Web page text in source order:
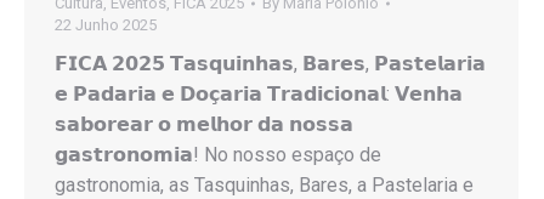
22 Junho 2025
𝗙𝗜𝗖𝗔 𝟮𝟬𝟮𝟱 𝗧𝗮𝘀𝗾𝘂𝗶𝗻𝗵𝗮𝘀, 𝗕𝗮𝗿𝗲𝘀, 𝗣𝗮𝘀𝘁𝗲𝗹𝗮𝗿𝗶𝗮
𝗲 𝗣𝗮𝗱𝗮𝗿𝗶𝗮 𝗲 𝗗𝗼𝗰̧𝗮𝗿𝗶𝗮 𝗧𝗿𝗮𝗱𝗶𝗰𝗶𝗼𝗻𝗮𝗹: 𝗩𝗲𝗻𝗵𝗮
𝘀𝗮𝗯𝗼𝗿𝗲𝗮𝗿 𝗼 𝗺𝗲𝗹𝗵𝗼𝗿 𝗱𝗮 𝗻𝗼𝘀𝘀𝗮
𝗴𝗮𝘀𝘁𝗿𝗼𝗻𝗼𝗺𝗶𝗮! No nosso espaço de
gastronomia, as Tasquinhas, Bares, a Pastelaria e